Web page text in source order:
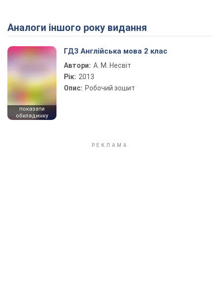
Play Video
Аналоги іншого року видання
показати
обкладинку
ГДЗ Англійська мова 2 клас
Автори: А. М. Несвіт
Рік: 2013
Опис: Робочий зошит